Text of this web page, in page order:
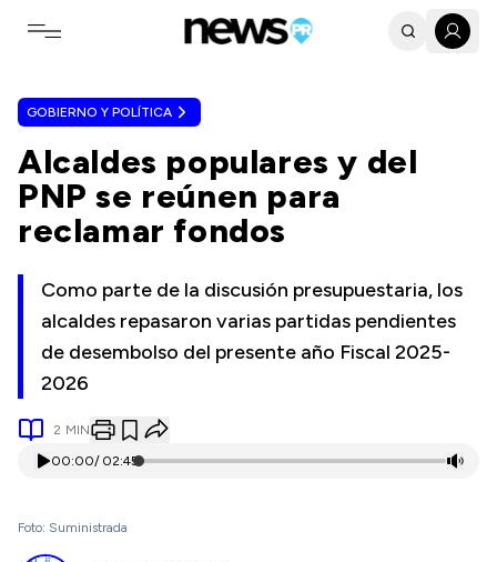
Toggle navigation menu
GOBIERNO Y POLÍTICA
Alcaldes populares y del
PNP se reúnen para
reclamar fondos
Como parte de la discusión presupuestaria, los
alcaldes repasaron varias partidas pendientes
de desembolso del presente año Fiscal 2025-
2026
2 MIN
00:00/ 02:45
Foto: Suministrada